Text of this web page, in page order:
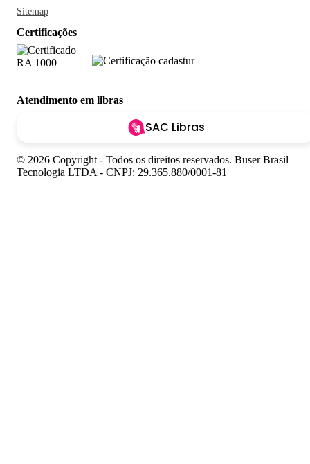
Sitemap
Certificações
Atendimento em libras
SAC Libras
© 2026 Copyright - Todos os direitos reservados. Buser Brasil
Tecnologia LTDA - CNPJ: 29.365.880/0001-81